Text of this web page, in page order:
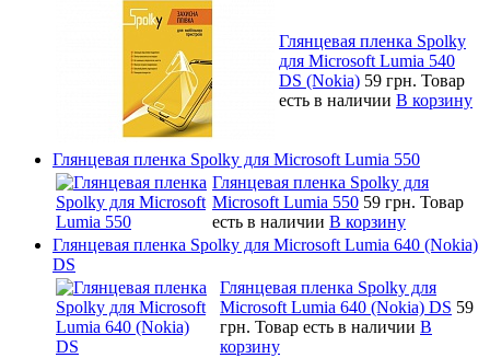
Глянцевая пленка Spolky
для Microsoft Lumia 540
DS (Nokia) 59 грн. Товар
есть в наличии В корзину
Глянцевая пленка Spolky для Microsoft Lumia 550
Глянцевая пленка Spolky для
Microsoft Lumia 550 59 грн. Товар
есть в наличии В корзину
Глянцевая пленка Spolky для Microsoft Lumia 640 (Nokia)
DS
Глянцевая пленка Spolky для
Microsoft Lumia 640 (Nokia) DS 59
грн. Товар есть в наличии В
корзину